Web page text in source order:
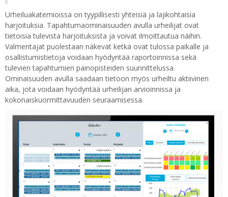
Urheiluakatemioissa on tyypillisesti yhteisiä ja lajikohtaisia
harjoituksia. Tapahtumaominaisuuden avulla urheilijat ovat
tietoisia tulevista harjoituksista ja voivat ilmoittautua näihin.
Valmentajat puolestaan näkevät ketkä ovat tulossa paikalle ja
osallistumistietoja voidaan hyödyntää raportoinnissa sekä
tulevien tapahtumien painopisteiden suunnittelussa.
Ominaisuuden avulla saadaan tietoon myös urheiltu aktiivinen
aika, jota voidaan hyödyntää urheilijan arvioinnissa ja
kokonaiskuormittavuuden seuraamisessa.